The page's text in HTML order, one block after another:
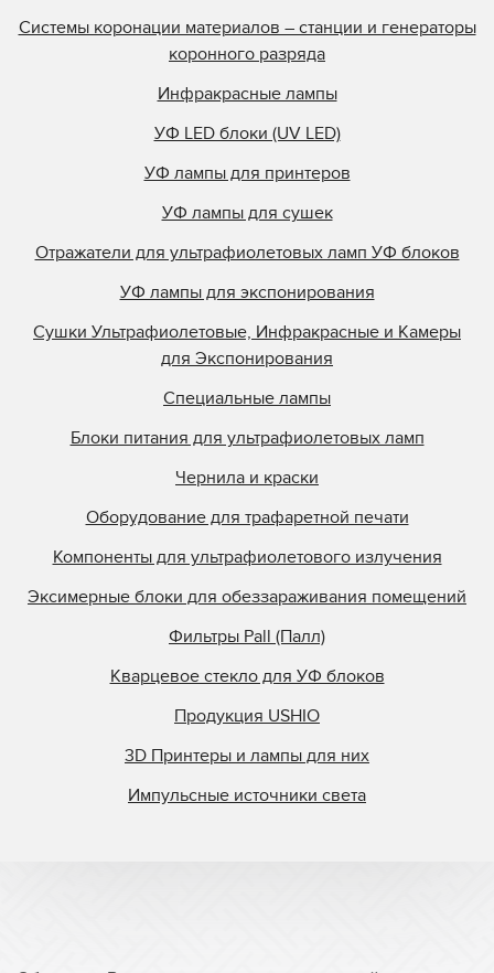
Системы коронации материалов – станции и генераторы
коронного разряда
Инфракрасные лампы
УФ LED блоки (UV LED)
УФ лампы для принтеров
УФ лампы для сушек
Отражатели для ультрафиолетовых ламп УФ блоков
УФ лампы для экспонирования
Сушки Ультрафиолетовые, Инфракрасные и Камеры
для Экспонирования
Специальные лампы
Блоки питания для ультрафиолетовых ламп
Чернила и краски
Оборудование для трафаретной печати
Компоненты для ультрафиолетового излучения
Эксимерные блоки для обеззараживания помещений
Фильтры Pall (Палл)
Кварцевое стекло для УФ блоков
Продукция USHIO
3D Принтеры и лампы для них
Импульсные источники света